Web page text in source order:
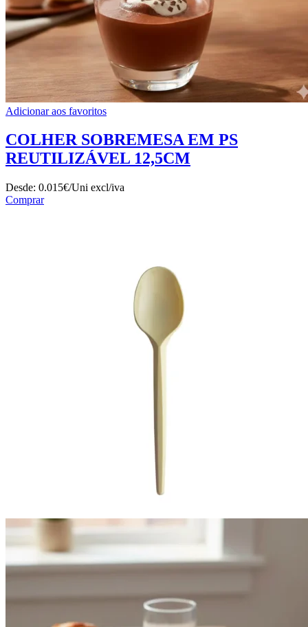
Adicionar aos favoritos
COLHER SOBREMESA EM PS
REUTILIZÁVEL 12,5CM
Desde: 0.015€/Uni excl/iva
Comprar